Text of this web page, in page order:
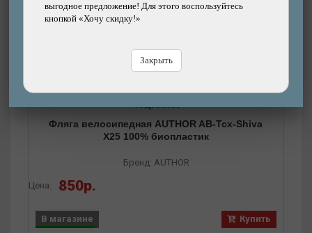
выгодное предложение! Для этого воспользуйтесь
кнопкой «Хочу скидку!»
Закрыть
Другие товары каталога
Подробнее
Фляга велосипедная AUTHOR AB-Tcx-Shiva
X25 100% биопластик
Бренд: AUTHOR
Цена: 850р.
Купить
В магазине